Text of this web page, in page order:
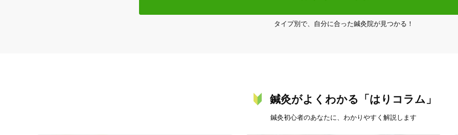
タイプ別で、自分に合った鍼灸院が見つかる！
鍼灸がよくわかる「はりコラム」
鍼灸初心者のあなたに、わかりやすく解説します